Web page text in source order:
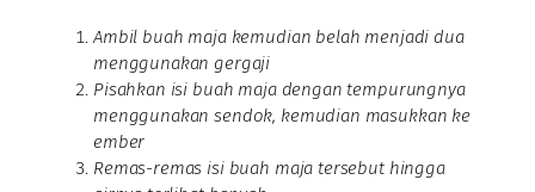
Ambil buah maja kemudian belah menjadi dua
menggunakan gergaji
Pisahkan isi buah maja dengan tempurungnya
menggunakan sendok, kemudian masukkan ke
ember
Remas-remas isi buah maja tersebut hingga